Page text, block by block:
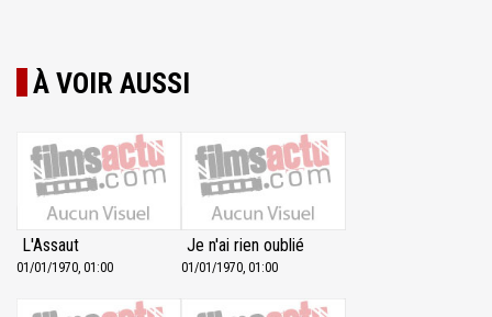
À VOIR AUSSI
L'Assaut
01/01/1970, 01:00
Je n'ai rien oublié
01/01/1970, 01:00